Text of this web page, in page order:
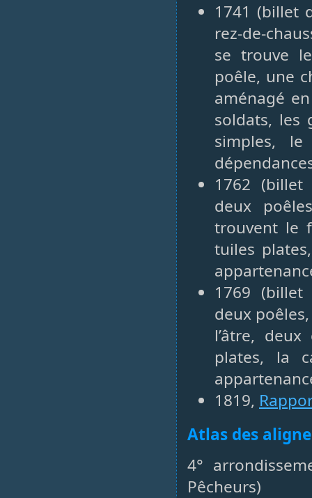
1741 (billet
rez-de-
se trouve
poêle, une
aménagé
soldats, les
simples,
1762 (billet
deux
trouvent le
tuiles
1769 (billet
deux
l’âtre,
plates, la
1819,
Atlas des
4°
Pêcheurs)